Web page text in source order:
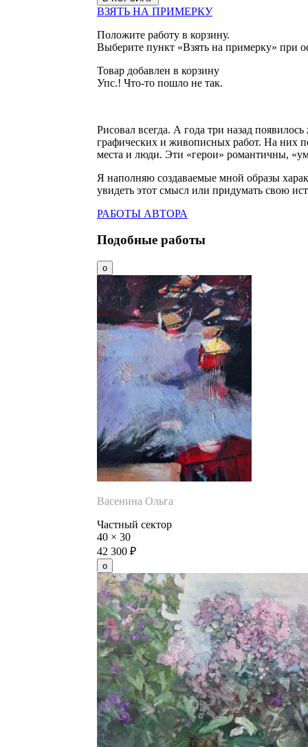
ВЗЯТЬ НА ПРИМЕРКУ
Положите работу в корзину.
Выберите пункт «Взять на примерку» при
Товар добавлен в корзину
Упс.! Что-то пошло не так.
Рисовал всегда. А года три назад
графических и живописных работ. На них
места и люди. Эти «герои» романтичны,
Я наполняю создаваемые мной образы
увидеть этот смысл или придумать свою
РАБОТЫ АВТОРА
Подобные работы
Васенина Ольга
Частный сектор
40 × 30
42 300 ₽